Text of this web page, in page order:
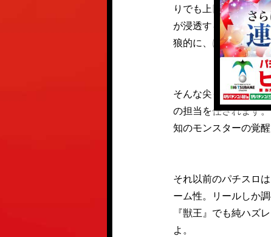
りでも上回る手順は
が浸透するとかはあ
狼的に、ほくそ笑ん
そんな尖った1年が
の担当を任されます
知のモンスターの覚醒
それ以前のパチスロ
ーム性。リールしか
『獣王』でも純ハズ
よ。